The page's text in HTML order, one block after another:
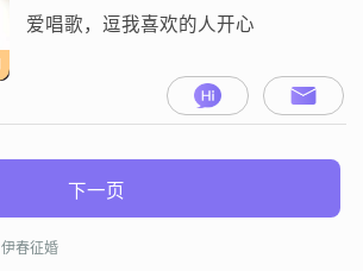
真诚可靠
爱唱歌，逗我喜欢的人开心
下一页
伊春征婚